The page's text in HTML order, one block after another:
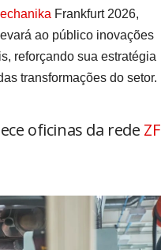
Frankfurt 2026,
ao público inovações
reforçando sua estratégia
transformações do setor.
oficinas da rede ZF